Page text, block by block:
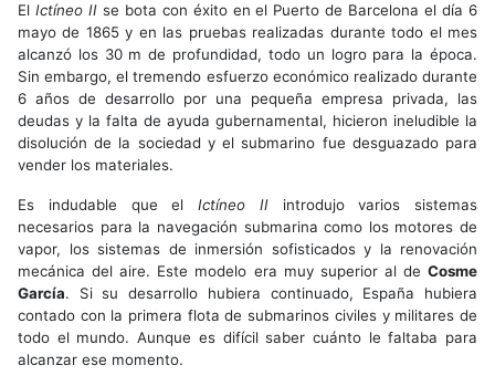
El Ictíneo IIse bota con éxito en el Puerto de Barcelona el día 6
mayo de 1865 y en las pruebas realizadas durante todo el mes
alcanzó los 30 m de profundidad, todo un logro para la época.
Sin embargo, el tremendo esfuerzo económico realizado durante
6 años de desarrollo por una pequeña empresa privada, las
deudas y la falta de ayuda gubernamental, hicieron ineludible la
disolución de la sociedad y el submarino fue desguazado para
vender los materiales.
Es indudable que el Ictíneo IIintrodujo varios sistemas
necesarios para la navegación submarina como los motores de
vapor, los sistemas de inmersión sofisticados y la renovación
mecánica del aire. Este modelo era muy superior al de Cosme
García. Si su desarrollo hubiera continuado, España hubiera
contado con la primera flota de submarinos civiles y militares de
todo el mundo. Aunque es difícil saber cuánto le faltaba para
alcanzar ese momento.